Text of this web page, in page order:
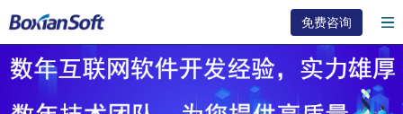
免费咨询